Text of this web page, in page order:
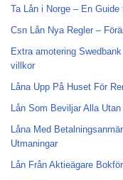
Ta Lån i Norge – En
Csn Lån Nya Regler –
Extra amotering
villkor
Låna Upp På Huset För
Lån Som Beviljar Alla
Låna Med
Utmaningar
Lån Från Aktieägare